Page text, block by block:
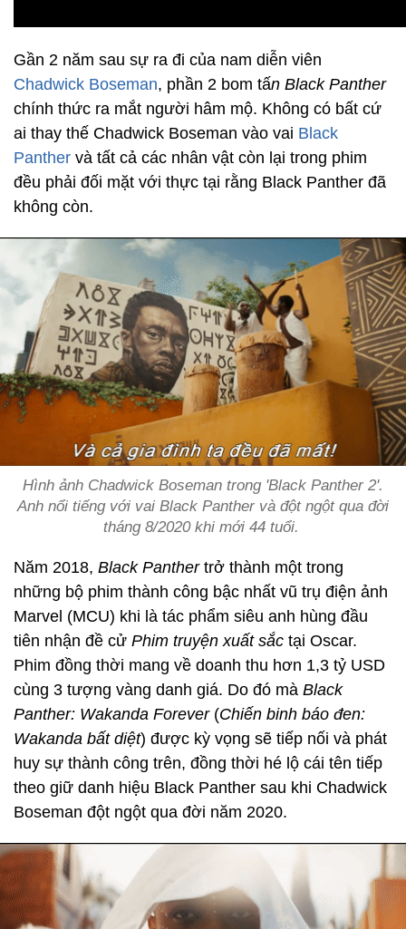
Gần 2 năm sau sự ra đi của nam diễn viên
Chadwick Boseman, phần 2 bom tấn Black Panther
chính thức ra mắt người hâm mộ. Không có bất cứ
ai thay thế Chadwick Boseman vào vai Black
Panther và tất cả các nhân vật còn lại trong phim
đều phải đối mặt với thực tại rằng Black Panther đã
không còn.
Hình ảnh Chadwick Boseman trong 'Black Panther 2'.
Anh nổi tiếng với vai Black Panther và đột ngột qua đời
tháng 8/2020 khi mới 44 tuổi.
Năm 2018, Black Panther trở thành một trong
những bộ phim thành công bậc nhất vũ trụ điện ảnh
Marvel (MCU) khi là tác phẩm siêu anh hùng đầu
tiên nhận đề cử Phim truyện xuất sắc tại Oscar.
Phim đồng thời mang về doanh thu hơn 1,3 tỷ USD
cùng 3 tượng vàng danh giá. Do đó mà Black
Panther: Wakanda Forever(Chiến binh báo đen:
Wakanda bất diệt) được kỳ vọng sẽ tiếp nối và phát
huy sự thành công trên, đồng thời hé lộ cái tên tiếp
theo giữ danh hiệu Black Panther sau khi Chadwick
Boseman đột ngột qua đời năm 2020.